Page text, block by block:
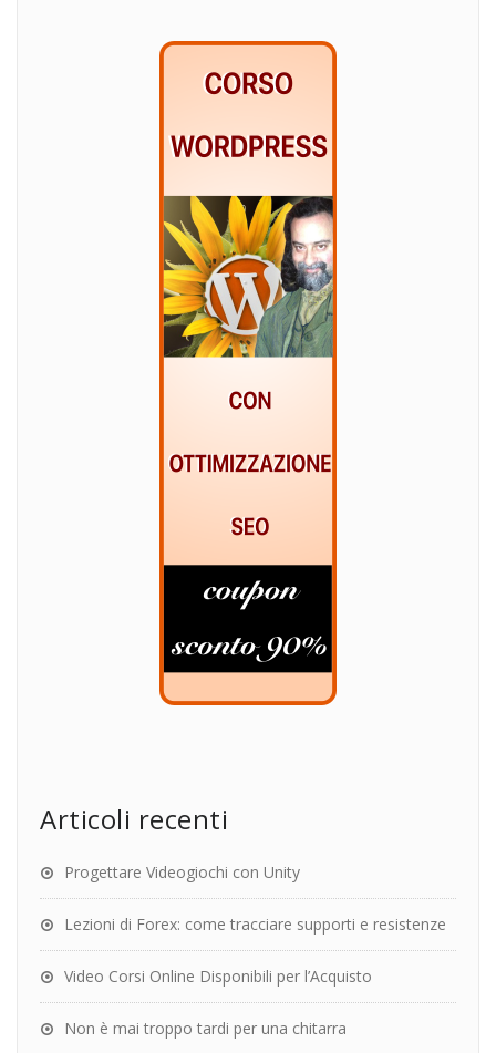
Articoli recenti
Progettare Videogiochi con Unity
Lezioni di Forex: come tracciare supporti e resistenze
Video Corsi Online Disponibili per l’Acquisto
Non è mai troppo tardi per una chitarra